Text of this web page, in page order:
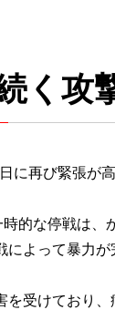
く攻
に再び緊張が高
的な停戦は
よって暴力
受けており